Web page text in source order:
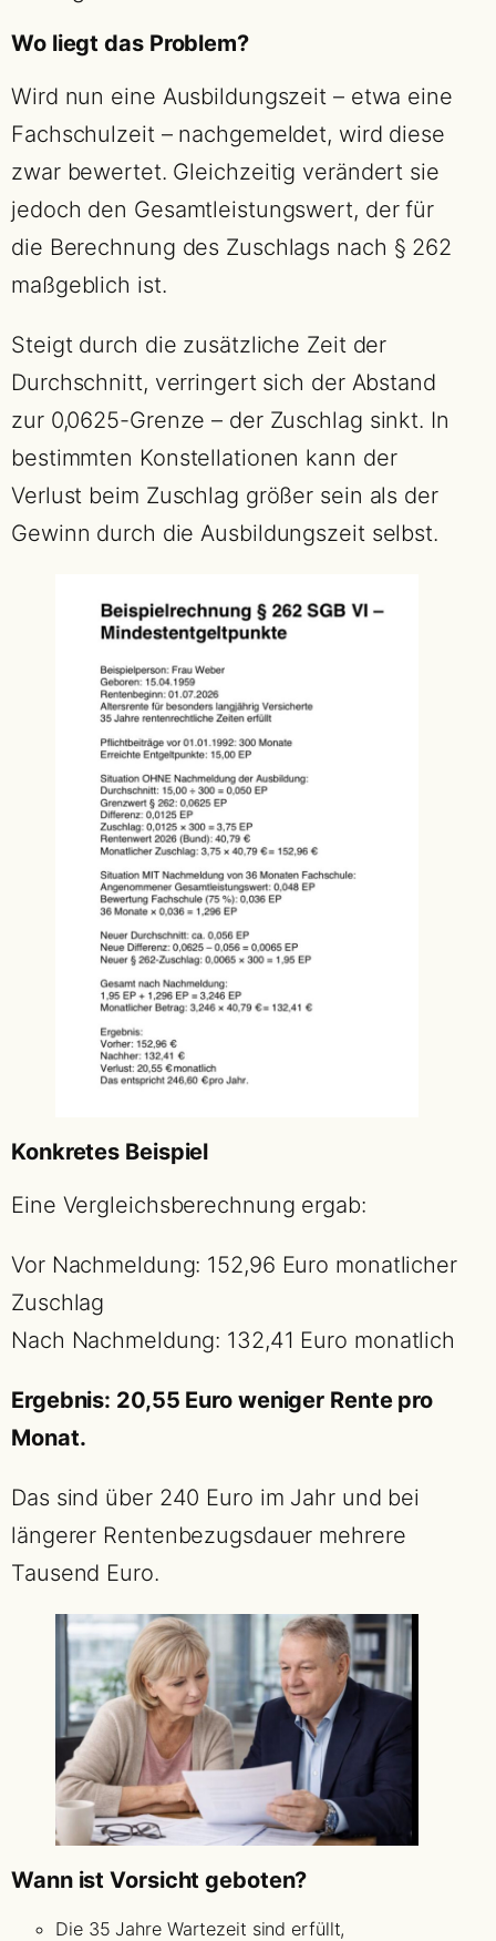
Wo liegt das Problem?
Wird nun eine Ausbildungszeit – etwa eine
Fachschulzeit – nachgemeldet, wird diese
zwar bewertet. Gleichzeitig verändert sie
jedoch den Gesamtleistungswert, der für
die Berechnung des Zuschlags nach § 262
maßgeblich ist.
Steigt durch die zusätzliche Zeit der
Durchschnitt, verringert sich der Abstand
zur 0,0625-Grenze – der Zuschlag sinkt. In
bestimmten Konstellationen kann der
Verlust beim Zuschlag größer sein als der
Gewinn durch die Ausbildungszeit selbst.
Konkretes Beispiel
Eine Vergleichsberechnung ergab:
Vor Nachmeldung: 152,96 Euro monatlicher
Zuschlag
Nach Nachmeldung: 132,41 Euro monatlich
Ergebnis: 20,55 Euro weniger Rente pro
Monat.
Das sind über 240 Euro im Jahr und bei
längerer Rentenbezugsdauer mehrere
Tausend Euro.
Wann ist Vorsicht geboten?
Die 35 Jahre Wartezeit sind erfüllt,